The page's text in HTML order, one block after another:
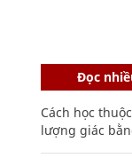
Đọc
Cách học
lượng giác